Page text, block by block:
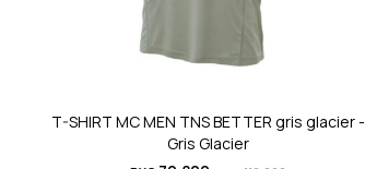
T-SHIRT MC MEN TNS BETTER gris glacier -
Gris Glacier